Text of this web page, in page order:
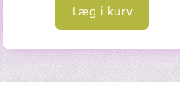
Læg i kurv